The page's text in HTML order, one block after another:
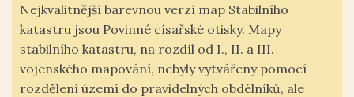
Nejkvalitnější barevnou verzí map Stabilního
katastru jsou Povinné císařské otisky. Mapy
stabilního katastru, na rozdíl od I., II. a III.
vojenského mapování, nebyly vytvářeny pomocí
rozdělení území do pravidelných obdélníků, ale